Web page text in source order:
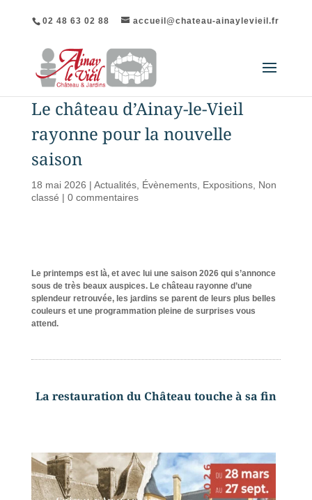
02 48 63 02 88 accueil@chateau-ainaylevieil.fr
Le château d’Ainay-le-Vieil
rayonne pour la nouvelle
saison
18 mai 2026 | Actualités, Évènements, Expositions, Non
classé | 0 commentaires
Le printemps est là, et avec lui une saison 2026 qui s’annonce
sous de très beaux auspices. Le château rayonne d’une
splendeur retrouvée, les jardins se parent de leurs plus belles
couleurs et une programmation pleine de surprises vous
attend.
La restauration du Château touche à sa fin